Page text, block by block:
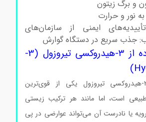
برگ زیتون
و حرارت
ایمنی از سازمان‌های
جذب سریع در دستگاه گوارش
مضرات استفاده از ۳-هیدروکسی تیروزول (3-
وجود اینکه ۳-هیدروکسی تیروزول یکی از قوی‌ترین
است، اما مانند هر ترکیب زیستی
یا نادرست آن می‌تواند عوارضی در پی